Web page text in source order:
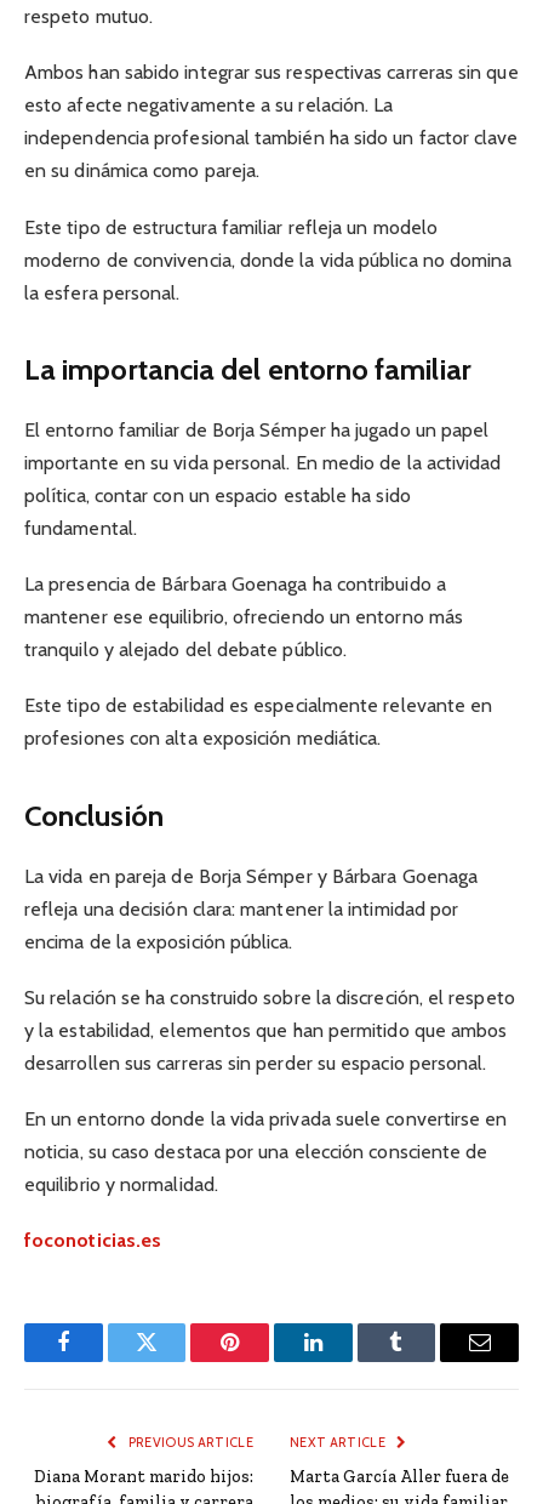
respeto mutuo.
Ambos han sabido integrar sus respectivas carreras sin que
esto afecte negativamente a su relación. La
independencia profesional también ha sido un factor clave
en su dinámica como pareja.
Este tipo de estructura familiar refleja un modelo
moderno de convivencia, donde la vida pública no domina
la esfera personal.
La importancia del entorno familiar
El entorno familiar de Borja Sémper ha jugado un papel
importante en su vida personal. En medio de la actividad
política, contar con un espacio estable ha sido
fundamental.
La presencia de Bárbara Goenaga ha contribuido a
mantener ese equilibrio, ofreciendo un entorno más
tranquilo y alejado del debate público.
Este tipo de estabilidad es especialmente relevante en
profesiones con alta exposición mediática.
Conclusión
La vida en pareja de Borja Sémper y Bárbara Goenaga
refleja una decisión clara: mantener la intimidad por
encima de la exposición pública.
Su relación se ha construido sobre la discreción, el respeto
y la estabilidad, elementos que han permitido que ambos
desarrollen sus carreras sin perder su espacio personal.
En un entorno donde la vida privada suele convertirse en
noticia, su caso destaca por una elección consciente de
equilibrio y normalidad.
foconoticias.es
FacebookTwitter Pinterest LinkedInTumblr Email
PREVIOUS ARTICLE
Diana Morant marido hijos:
NEXT ARTICLE
Marta García Aller fuera de